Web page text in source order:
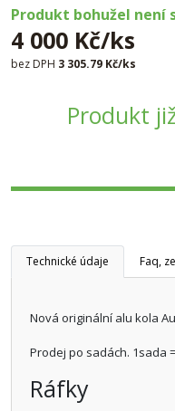
Produkt bohužel není
4 000 Kč/ks
bez DPH 3 305.79 Kč/ks
Produkt
Technické údaje Faq,
Nová originální alu kola
Prodej po sadách. 1sada
Ráfky